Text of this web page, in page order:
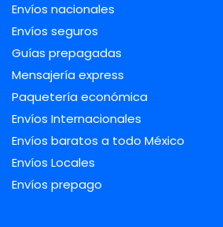
Envíos nacionales
Envíos seguros
Guías prepagadas
Mensajería express
Paquetería económica
Envíos Internacionales
Envíos baratos a todo México
Envíos Locales
Envíos prepago